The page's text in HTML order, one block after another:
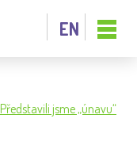
EN
Představili jsme „únavu“